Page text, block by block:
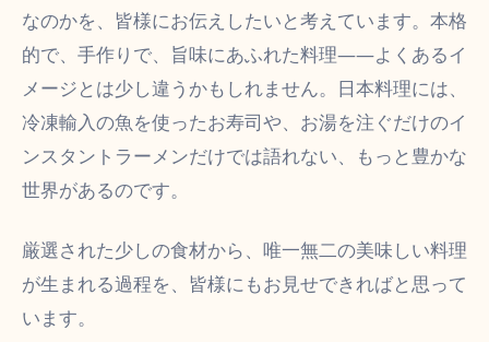
なのかを、皆様にお伝えしたいと考えています。本格
的で、手作りで、旨味にあふれた料理――よくあるイ
メージとは少し違うかもしれません。日本料理には、
冷凍輸入の魚を使ったお寿司や、お湯を注ぐだけのイ
ンスタントラーメンだけでは語れない、もっと豊かな
世界があるのです。
厳選された少しの食材から、唯一無二の美味しい料理
が生まれる過程を、皆様にもお見せできればと思って
います。